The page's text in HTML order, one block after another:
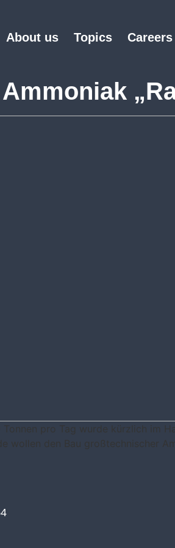
About us Topics Careers
pro Tag wurde kürzlich im
wollen den Bau großtechnischer